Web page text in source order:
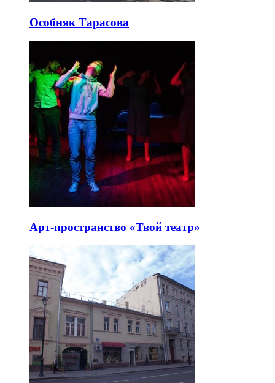
Особняк Тарасова
Арт-пространство «Твой театр»